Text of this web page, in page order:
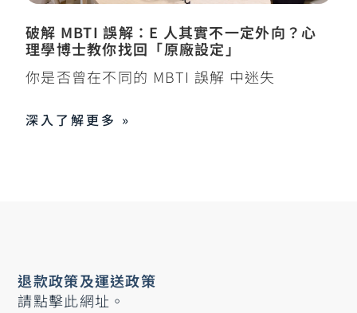
破解 MBTI 誤解：E 人其實不一定外向？心
理學博士教你找回「原廠設定」
你是否曾在不同的 MBTI 誤解 中迷失
深入了解更多 »
退款政策及運送政策
請點擊此網址。